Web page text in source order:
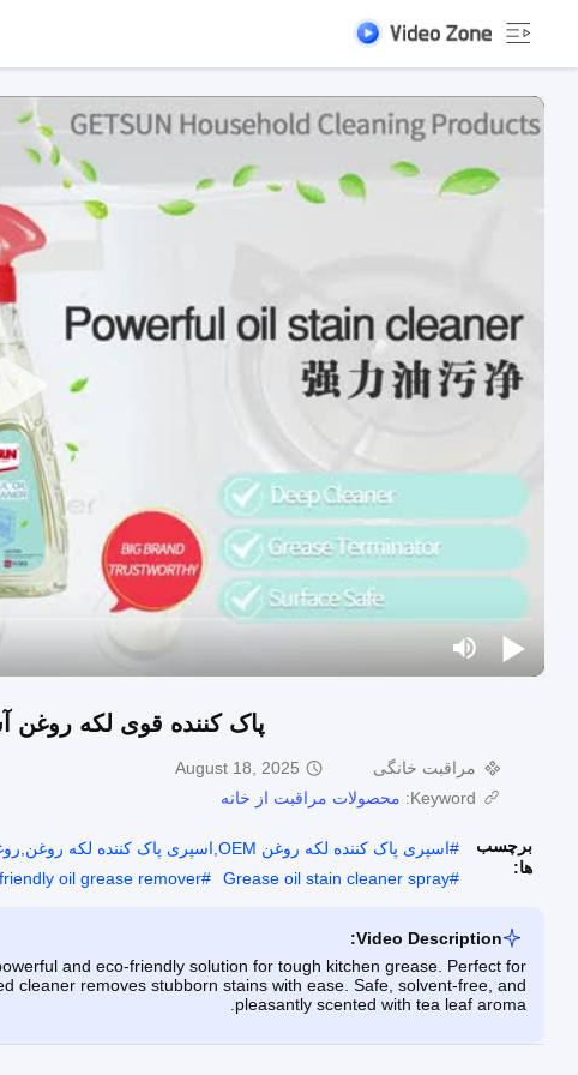
پاک کننده قوی لکه روغن
مراقبت خانگی
August 18, 2025
Keyword:
محصولات مراقبت از خانه
برچسب
ها:
#اسپری پاک کننده لکه روغن OEM,اسپری پاک کننده لکه روغن,روغن پاک کننده روغن سازگار با محیط زیست
#
Grease oil stain cleaner spray
#
oil grease remover
Video Description:
and eco-friendly solution for tough kitchen grease. Perfect for
cleaner removes stubborn stains with ease. Safe, solvent-free, and
pleasantly scented with tea leaf aroma.